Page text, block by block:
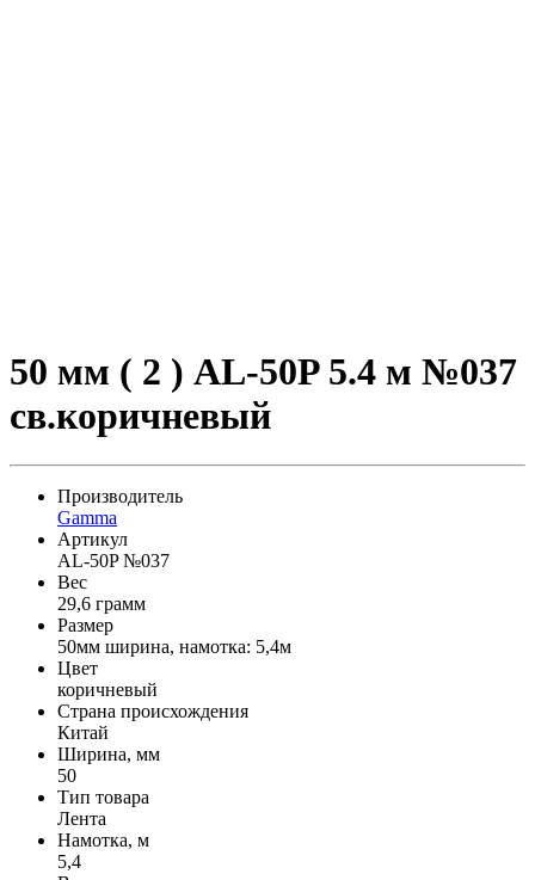
50 мм ( 2 ) AL-50P 5.4 м №037
св.коричневый
Производитель
Gamma
Артикул
AL-50P №037
Вес
29,6 грамм
Размер
50мм ширина, намотка: 5,4м
Цвет
коричневый
Страна происхождения
Китай
Ширина, мм
50
Тип товара
Лента
Намотка, м
5,4